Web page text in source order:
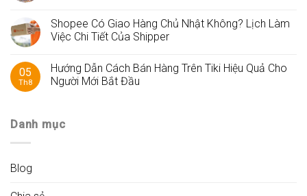
Shopee Có Giao Hàng Chủ Nhật Không? Lịch Làm
Việc Chi Tiết Của Shipper
05
Th8
Hướng Dẫn Cách Bán Hàng Trên Tiki Hiệu Quả Cho
Người Mới Bắt Đầu
Danh mục
Blog